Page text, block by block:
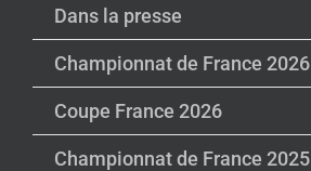
Dans la presse
Championnat de France 2026
Coupe France 2026
Championnat de France 2025